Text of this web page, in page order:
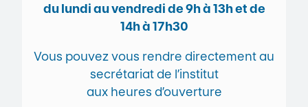
du lundi au vendredi de 9h à 13h et de
14h à 17h30
Vous pouvez vous rendre directement au
secrétariat de l’institut
aux heures d’ouverture